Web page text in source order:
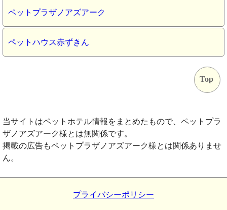
ペットプラザノアズアーク
ペットハウス赤ずきん
Top
当サイトはペットホテル情報をまとめたもので、ペットプラ
ザノアズアーク様とは無関係です。
掲載の広告もペットプラザノアズアーク様とは関係ありませ
ん。
プライバシーポリシー